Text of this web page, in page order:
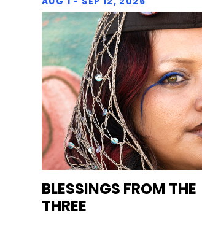
BLESSINGS FROM THE
THREE